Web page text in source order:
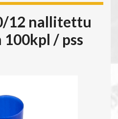
12 nallitettu
100kpl / pss